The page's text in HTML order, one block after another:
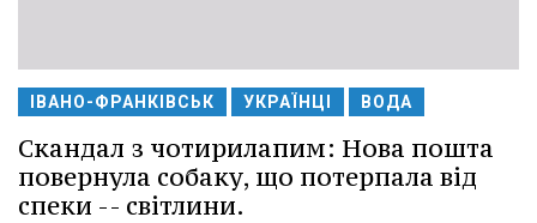
ІВАНО-ФРАНКІВСЬК УКРАЇНЦІ ВОДА
Скандал з чотирилапим: Нова пошта
повернула собаку, що потерпала від
спеки -- світлини.